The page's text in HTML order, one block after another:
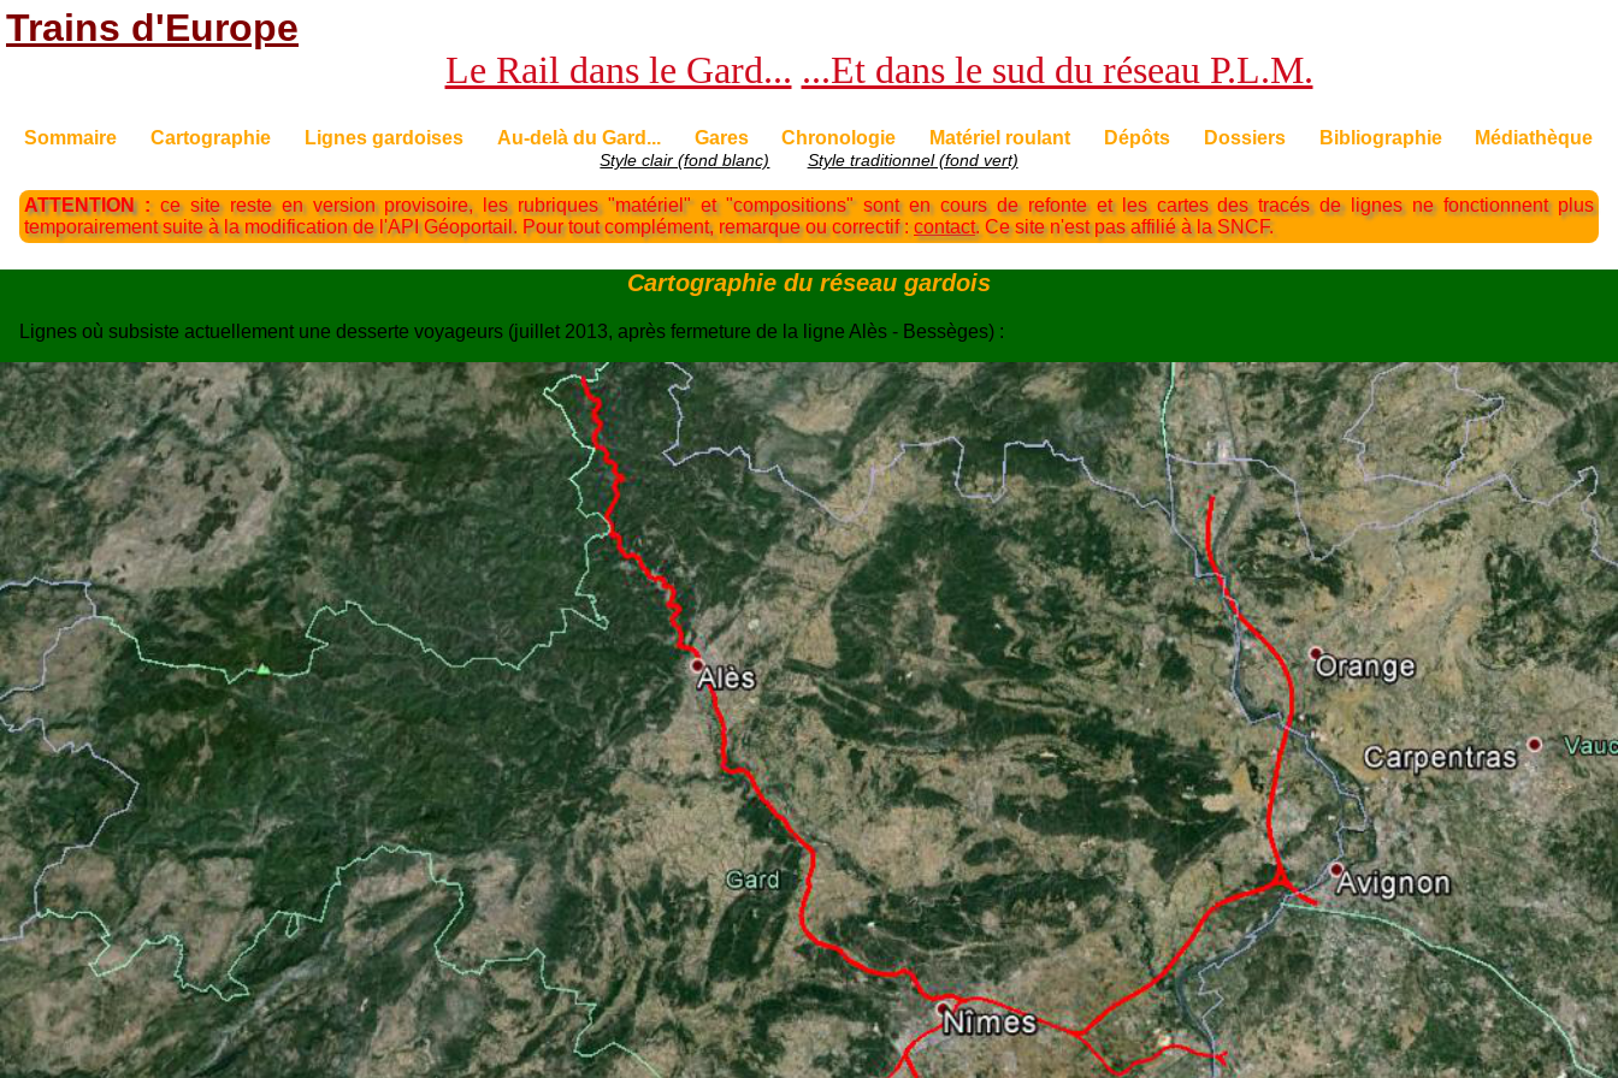
Trains d'Europe
Le Rail dans le Gard... ...Et dans le sud du réseau P.L.M.
Sommaire Cartographie Lignes gardoises Au-delà du Gard... Gares Chronologie Matériel roulant Dépôts Dossiers Bibliographie Médiathèque
Style clair (fond blanc) Style traditionnel (fond vert)
ATTENTION :ce site reste en version provisoire, les rubriques "matériel" et "compositions" sont en cours de refonte et les cartes des tracés de lignes ne fonctionnent plus
temporairement suite à la modification de l'API Géoportail. Pour tout complément, remarque ou correctif : contact. Ce site n'est pas affilié à la SNCF.
Cartographie du réseau gardois
Lignes où subsiste actuellement une desserte voyageurs (juillet 2013, après fermeture de la ligne Alès - Bessèges) :